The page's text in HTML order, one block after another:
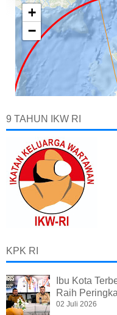
9 TAHUN IKW RI
KPK RI
Ibu Kota
Raih
02 Juli 2026